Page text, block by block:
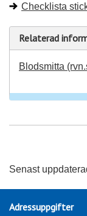
Checklista
Relaterad
Blodsmitta
Senast
Adressuppgifter